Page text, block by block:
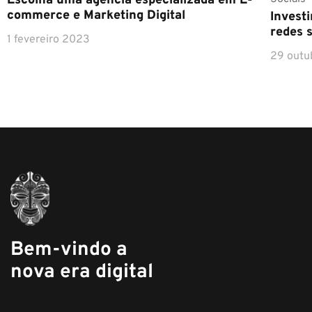
commerce e Marketing Digital
1 fevereiro 2023
redes
29
Bem-vindo a
nova era digital